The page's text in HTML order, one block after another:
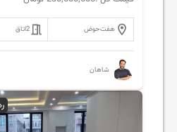
هفت‌حوض 2اتاق
شاهان